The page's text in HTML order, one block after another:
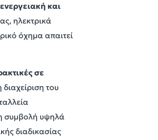
και
ηλεκτρικά
όχημα απαιτεί
σε
του
συμβολή υψηλά
διαδικασίας